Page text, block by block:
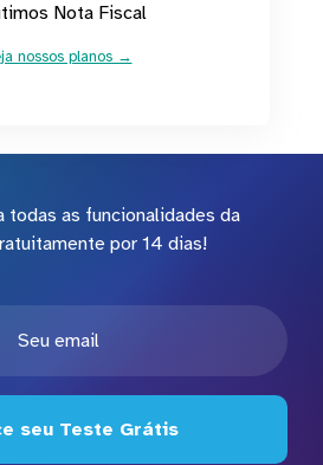
Nota Fiscal
nossos planos →
todas as funcionalidades da
por 14 dias!
seu Teste Grátis